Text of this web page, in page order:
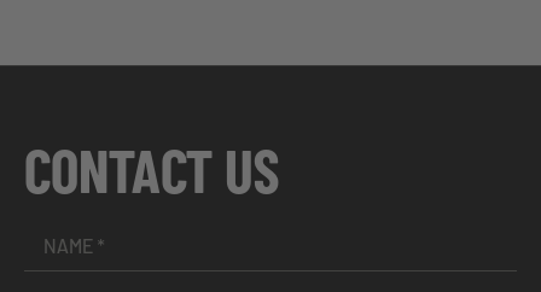
CONTACT US